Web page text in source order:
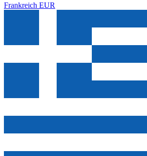
Frankreich EUR